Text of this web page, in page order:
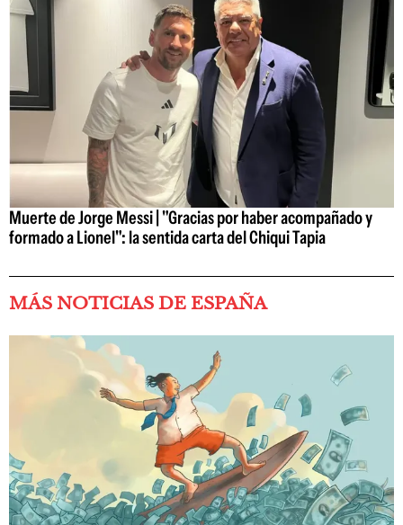
Muerte de Jorge Messi | "Gracias por haber acompañado y
formado a Lionel": la sentida carta del Chiqui Tapia
MÁS NOTICIAS DE ESPAÑA